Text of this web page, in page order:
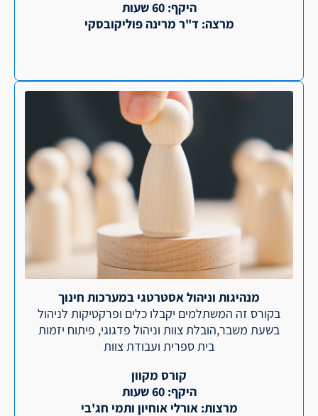
היקף: 60 שעות
מרצה: ד"ר מרינה פוליקובסקי
מנהיגות וניהול אסטרטגי במערכות חינוך
בקורס זה המשתלמים יקבלו כלים ופרקטיקות לניהול
בשעת משבר,הובלת צוות וניהול פדגוגי, פיתוח יזמות
בית ספרית ועבודת צוות
קורס מקוון
היקף: 60 שעות
מרצות: אורלי אוחיון ותמי חג'בי